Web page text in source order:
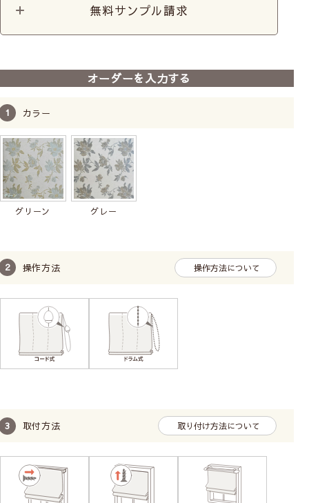
無料サンプル請求
オーダーを入力する
カラー
グリーン グレー
操作方法 操作方法について
取付方法 取り付け方法について